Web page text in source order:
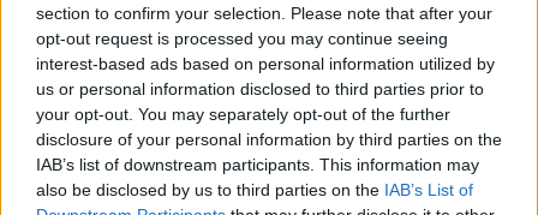
section to confirm your selection. Please note that after your
opt-out request is processed you may continue seeing
interest-based ads based on personal information utilized by
us or personal information disclosed to third parties prior to
your opt-out. You may separately opt-out of the further
disclosure of your personal information by third parties on the
IAB’s list of downstream participants. This information may
also be disclosed by us to third parties on the IAB’s List of
Προσθέστε το ΕΘΝΟΣ στη Google
Τα πρώτα ιδιωτικά καταστήματα πώλησης
κάνναβηςάνοιξαν σήμερα στο Οντάριο,
προκαλώντας τον ενθουσιασμό των
καταναλωτών της επαρχίας, της πλέον